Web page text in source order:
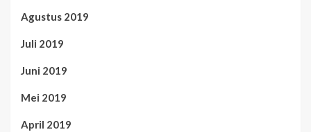
Agustus 2019
Juli 2019
Juni 2019
Mei 2019
April 2019